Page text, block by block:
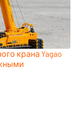
крана Yagao